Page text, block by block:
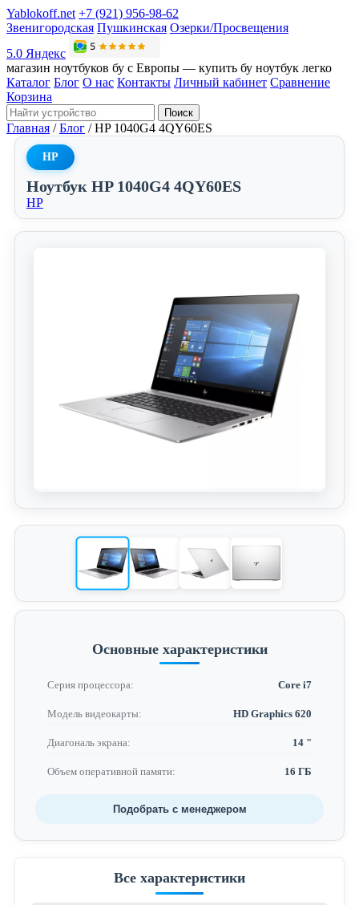
Yablokoff.net +7 (921) 956-98-62
Звенигородская Пушкинская Озерки/Просвещения
5.0 Яндекс
магазин ноутбуков бу с Европы — купить бу ноутбук легко
Каталог Блог О нас Контакты Личный кабинет Сравнение
Корзина
Поиск
Главная / Блог / HP 1040G4 4QY60ES
HP
Ноутбук HP 1040G4 4QY60ES
HP
Основные характеристики
Серия процессора: Core i7
Модель видеокарты: HD Graphics 620
Диагональ экрана: 14 "
Объем оперативной памяти: 16 ГБ
Подобрать с менеджером
Все характеристики